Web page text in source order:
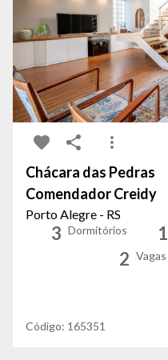
Chácara das Pedras
Comendador Creidy
Porto Alegre - RS
3 Dormitórios 1
2 Vagas
Código: 165351